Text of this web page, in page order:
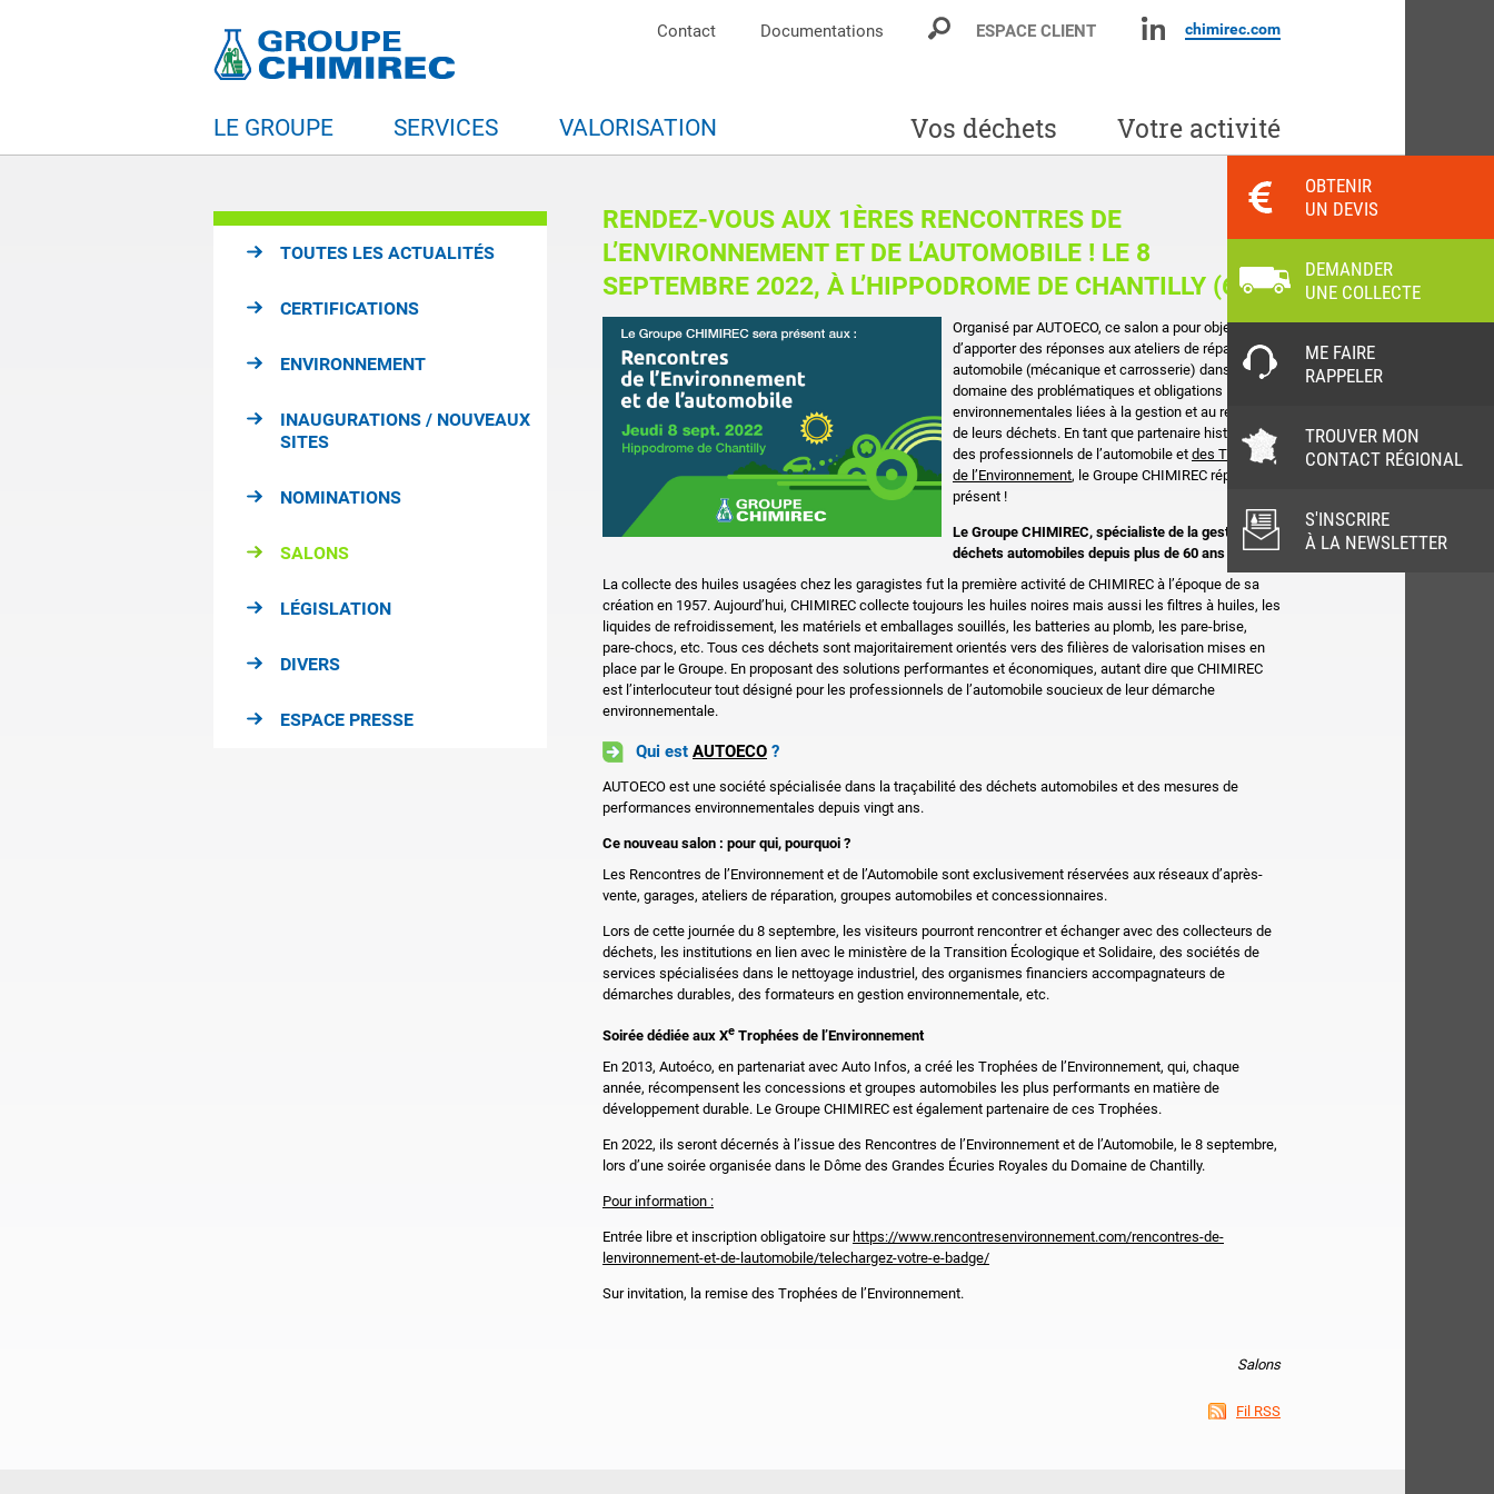
RENDEZ-VOUS AUX 1ÈRES RENCONTRES DE
L’ENVIRONNEMENT ET DE L’AUTOMOBILE ! LE 8
SEPTEMBRE 2022, À L’HIPPODROME DE CHANTILLY (60)
Organisé par AUTOECO, ce salon a pour objectif
d’apporter des réponses aux ateliers de réparation
automobile (mécanique et carrosserie) dans le
domaine des problématiques et obligations
environnementales liées à la gestion et au recyclage
de leurs déchets. En tant que partenaire historique
des professionnels de l’automobile et des Trophées
de l’Environnement, le Groupe CHIMIREC répond
présent !
Le Groupe CHIMIREC, spécialiste de la gestion des
déchets automobiles depuis plus de 60 ans
La collecte des huiles usagées chez les garagistes fut la première activité de CHIMIREC à l’époque de sa
création en 1957. Aujourd’hui, CHIMIREC collecte toujours les huiles noires mais aussi les filtres à huiles, les
liquides de refroidissement, les matériels et emballages souillés, les batteries au plomb, les pare-brise,
pare-chocs, etc. Tous ces déchets sont majoritairement orientés vers des filières de valorisation mises en
place par le Groupe. En proposant des solutions performantes et économiques, autant dire que CHIMIREC
est l’interlocuteur tout désigné pour les professionnels de l’automobile soucieux de leur démarche
environnementale.
Qui est AUTOECO ?
AUTOECO est une société spécialisée dans la traçabilité des déchets automobiles et des mesures de
performances environnementales depuis vingt ans.
Ce nouveau salon : pour qui, pourquoi ?
Les Rencontres de l’Environnement et de l’Automobile sont exclusivement réservées aux réseaux d’après-
vente, garages, ateliers de réparation, groupes automobiles et concessionnaires.
Lors de cette journée du 8 septembre, les visiteurs pourront rencontrer et échanger avec des collecteurs de
déchets, les institutions en lien avec le ministère de la Transition Écologique et Solidaire, des sociétés de
services spécialisées dans le nettoyage industriel, des organismes financiers accompagnateurs de
démarches durables, des formateurs en gestion environnementale, etc.
Soirée dédiée aux Xe Trophées de l’Environnement
En 2013, Autoéco, en partenariat avec Auto Infos, a créé les Trophées de l’Environnement, qui, chaque
année, récompensent les concessions et groupes automobiles les plus performants en matière de
développement durable. Le Groupe CHIMIREC est également partenaire de ces Trophées.
En 2022, ils seront décernés à l’issue des Rencontres de l’Environnement et de l’Automobile, le 8 septembre,
lors d’une soirée organisée dans le Dôme des Grandes Écuries Royales du Domaine de Chantilly.
Pour information :
Entrée libre et inscription obligatoire sur https://www.rencontresenvironnement.com/rencontres-de-
lenvironnement-et-de-lautomobile/telechargez-votre-e-badge/
Sur invitation, la remise des Trophées de l’Environnement.
Salons
Fil RSS
Contact Documentations ESPACE CLIENT chimirec.com
LE GROUPE SERVICES VALORISATION Vos déchets Votre activité
TOUTES LES ACTUALITÉS
CERTIFICATIONS
ENVIRONNEMENT
INAUGURATIONS / NOUVEAUX
SITES
NOMINATIONS
SALONS
LÉGISLATION
DIVERS
ESPACE PRESSE
OBTENIR
UN DEVIS
DEMANDER
UNE COLLECTE
ME FAIRE
RAPPELER
TROUVER MON
CONTACT RÉGIONAL
S'INSCRIRE
À LA NEWSLETTER